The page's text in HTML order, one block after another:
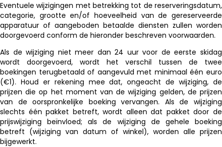
Eventuele wijzigingen met betrekking tot de reserveringsdatum,
categorie, grootte en/of hoeveelheid van de gereserveerde
apparatuur of aangeboden betaalde diensten zullen worden
doorgevoerd conform de hieronder beschreven voorwaarden.
Als de wijziging niet meer dan 24 uur voor de eerste skidag
wordt doorgevoerd, wordt het verschil tussen de twee
boekingen terugbetaald of aangevuld met minimaal één euro
(€1). Houd er rekening mee dat, ongeacht de wijziging, de
prijzen die op het moment van de wijziging gelden, de prijzen
van de oorspronkelijke boeking vervangen. Als de wijziging
slechts één pakket betreft, wordt alleen dat pakket door de
prijswijziging beïnvloed; als de wijziging de gehele boeking
betreft (wijziging van datum of winkel), worden alle prijzen
bijgewerkt.